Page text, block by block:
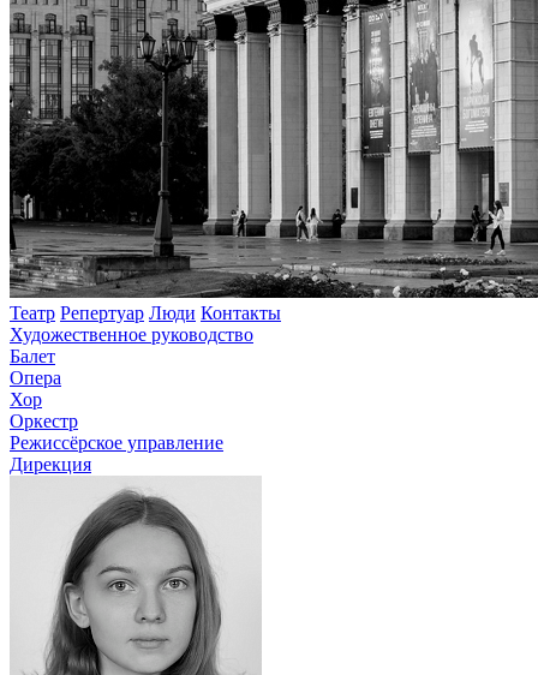
Театр Репертуар Люди Контакты
Художественное руководство
Балет
Опера
Хор
Оркестр
Режиссёрское управление
Дирекция